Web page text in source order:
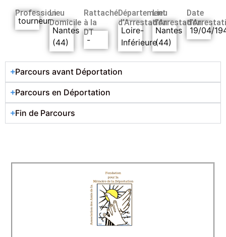
Profession
tourneur
Lieu
Domicile
Nantes
(44)
Rattaché
à la
DT
-
Département
d’Arrestation
Loire-
Inférieure
Lieu
d’Arrestation
Nantes
(44)
Date
19/04/
Parcours avant Déportation
Parcours en Déportation
Fin de Parcours